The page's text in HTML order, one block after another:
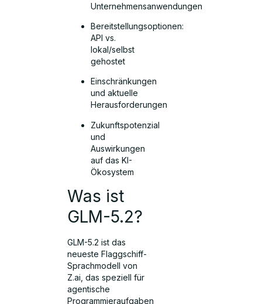
Unternehmensanwendungen
Bereitstellungsoptionen:
API vs.
lokal/selbst
gehostet
Einschränkungen
und aktuelle
Herausforderungen
Zukunftspotenzial
und
Auswirkungen
auf das KI-
Ökosystem
Was ist
GLM-5.2?
GLM-5.2 ist das
neueste Flaggschiff-
Sprachmodell von
Z.ai, das speziell für
agentische
Programmieraufgaben